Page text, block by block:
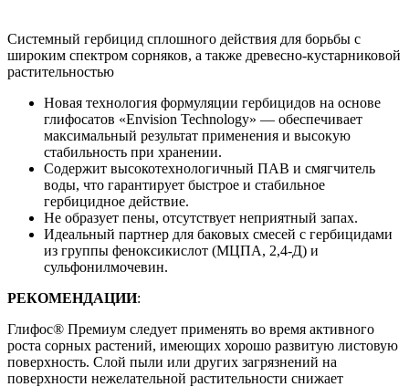
Системный гербицид сплошного действия для борьбы с
широким спектром сорняков, а также древесно-кустарниковой
растительностью
Новая технология формуляции гербицидов на основе
глифосатов «Envision Technology» — обеспечивает
максимальный результат применения и высокую
стабильность при хранении.
Содержит высокотехнологичный ПАВ и смягчитель
воды, что гарантирует быстрое и стабильное
гербицидное действие.
Не образует пены, отсутствует неприятный запах.
Идеальный партнер для баковых смесей с гербицидами
из группы феноксикислот (МЦПА, 2,4-Д) и
сульфонилмочевин.
РЕКОМЕНДАЦИИ:
Глифос® Премиум следует применять во время активного
роста сорных растений, имеющих хорошо развитую листовую
поверхность. Слой пыли или других загрязнений на
поверхности нежелательной растительности снижает